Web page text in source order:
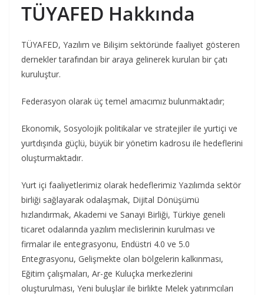
TÜYAFED Hakkında
TÜYAFED, Yazılım ve Bilişim sektöründe faaliyet gösteren
dernekler tarafından bir araya gelinerek kurulan bir çatı
kuruluştur.
Federasyon olarak üç temel amacımız bulunmaktadır;
Ekonomik, Sosyolojik politikalar ve stratejiler ile yurtiçi ve
yurtdışında güçlü, büyük bir yönetim kadrosu ile hedeflerini
oluşturmaktadır.
Yurt içi faaliyetlerimiz olarak hedeflerimiz Yazılımda sektör
birliği sağlayarak odalaşmak, Dijital Dönüşümü
hızlandırmak, Akademi ve Sanayi Birliği, Türkiye geneli
ticaret odalarında yazılım meclislerinin kurulması ve
firmalar ile entegrasyonu, Endüstri 4.0 ve 5.0
Entegrasyonu, Gelişmekte olan bölgelerin kalkınması,
Eğitim çalışmaları, Ar-ge Kuluçka merkezlerini
oluşturulması, Yeni buluşlar ile birlikte Melek yatırımcıları